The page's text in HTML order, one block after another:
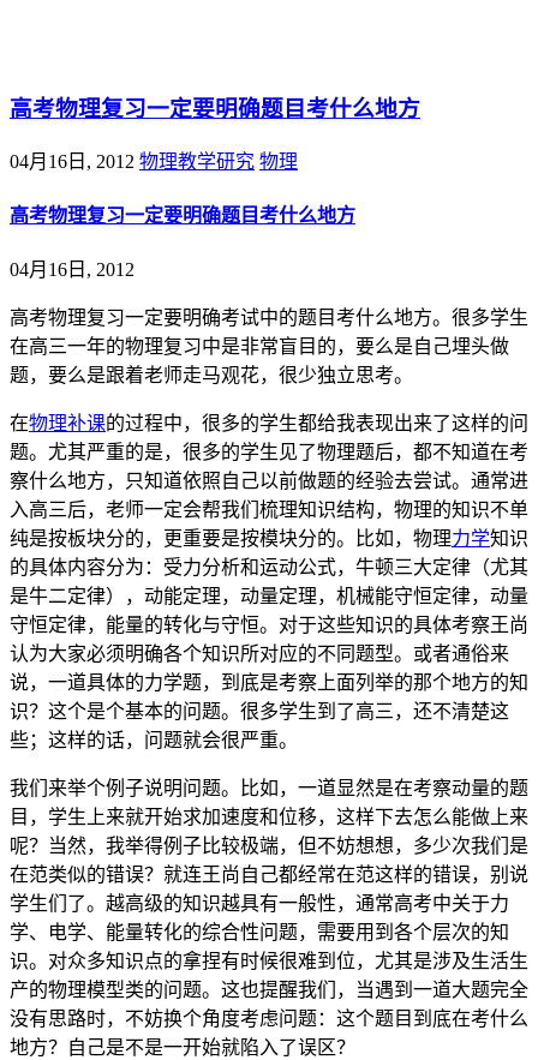
高考物理复习一定要明确题目考什么地方
04月16日, 2012 物理教学研究 物理
高考物理复习一定要明确题目考什么地方
04月16日, 2012
高考物理复习一定要明确考试中的题目考什么地方。很多学生
在高三一年的物理复习中是非常盲目的，要么是自己埋头做
题，要么是跟着老师走马观花，很少独立思考。
在物理补课的过程中，很多的学生都给我表现出来了这样的问
题。尤其严重的是，很多的学生见了物理题后，都不知道在考
察什么地方，只知道依照自己以前做题的经验去尝试。通常进
入高三后，老师一定会帮我们梳理知识结构，物理的知识不单
纯是按板块分的，更重要是按模块分的。比如，物理力学知识
的具体内容分为：受力分析和运动公式，牛顿三大定律（尤其
是牛二定律），动能定理，动量定理，机械能守恒定律，动量
守恒定律，能量的转化与守恒。对于这些知识的具体考察王尚
认为大家必须明确各个知识所对应的不同题型。或者通俗来
说，一道具体的力学题，到底是考察上面列举的那个地方的知
识？这个是个基本的问题。很多学生到了高三，还不清楚这
些；这样的话，问题就会很严重。
我们来举个例子说明问题。比如，一道显然是在考察动量的题
目，学生上来就开始求加速度和位移，这样下去怎么能做上来
呢？当然，我举得例子比较极端，但不妨想想，多少次我们是
在范类似的错误？就连王尚自己都经常在范这样的错误，别说
学生们了。越高级的知识越具有一般性，通常高考中关于力
学、电学、能量转化的综合性问题，需要用到各个层次的知
识。对众多知识点的拿捏有时候很难到位，尤其是涉及生活生
产的物理模型类的问题。这也提醒我们，当遇到一道大题完全
没有思路时，不妨换个角度考虑问题：这个题目到底在考什么
地方？自己是不是一开始就陷入了误区？